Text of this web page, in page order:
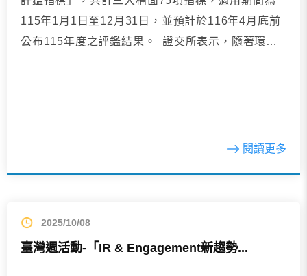
115年1月1日至12月31日，並預計於116年4月底前
公布115年度之評鑑結果。 證交所表示，隨著環境
閱讀更多
2025/10/08
臺灣週活動-「IR & Engagement新趨勢...